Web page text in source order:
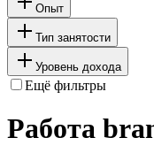
Опыт
Тип занятости
Уровень дохода
Ещё фильтры
Работа